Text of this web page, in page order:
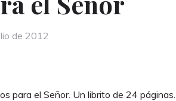
de 2012
para el Señor. Un librito de 24 páginas.